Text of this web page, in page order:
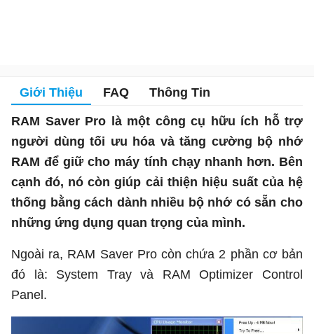
Giới Thiệu FAQ Thông Tin
RAM Saver Pro là một công cụ hữu ích hỗ trợ
người dùng tối ưu hóa và tăng cường bộ nhớ
RAM để giữ cho máy tính chạy nhanh hơn. Bên
cạnh đó, nó còn giúp cải thiện hiệu suất của hệ
thống bằng cách dành nhiều bộ nhớ có sẵn cho
những ứng dụng quan trọng của mình.
Ngoài ra, RAM Saver Pro còn chứa 2 phần cơ bản
đó là: System Tray và RAM Optimizer Control
Panel.